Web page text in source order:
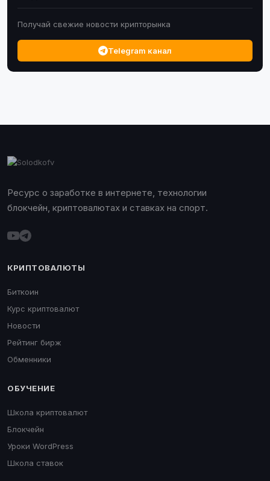
Получай свежие новости крипторынка
Telegram канал
Ресурс о заработке в интернете, технологии
блокчейн, криптовалютах и ставках на спорт.
КРИПТОВАЛЮТЫ
Биткоин
Курс криптовалют
Новости
Рейтинг бирж
Обменники
ОБУЧЕНИЕ
Школа криптовалют
Блокчейн
Уроки WordPress
Школа ставок